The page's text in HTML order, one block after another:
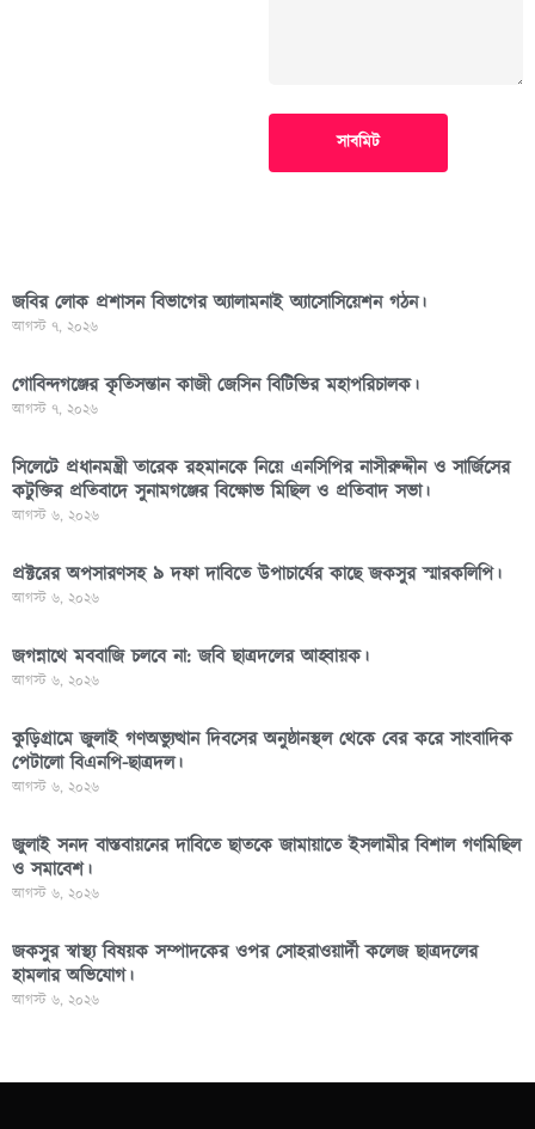
সাবমিট
জবির লোক প্রশাসন বিভাগের অ্যালামনাই অ্যাসোসিয়েশন গঠন।
আগস্ট ৭, ২০২৬
গোবিন্দগঞ্জের কৃতিসন্তান কাজী জেসিন বিটিভির মহাপরিচালক।
আগস্ট ৭, ২০২৬
সিলেটে প্রধানমন্ত্রী তারেক রহমানকে নিয়ে এনসিপির নাসীরুদ্দীন ও সার্জিসের
কটুক্তির প্রতিবাদে সুনামগঞ্জের বিক্ষোভ মিছিল ও প্রতিবাদ সভা।
আগস্ট ৬, ২০২৬
প্রক্টরের অপসারণসহ ৯ দফা দাবিতে উপাচার্যের কাছে জকসুর স্মারকলিপি।
আগস্ট ৬, ২০২৬
জগন্নাথে মববাজি চলবে না: জবি ছাত্রদলের আহ্বায়ক।
আগস্ট ৬, ২০২৬
কুড়িগ্রামে জুলাই গণঅভ্যুত্থান দিবসের অনুষ্ঠানস্থল থেকে বের করে সাংবাদিক
পেটালো বিএনপি-ছাত্রদল।
আগস্ট ৬, ২০২৬
জুলাই সনদ বাস্তবায়নের দাবিতে ছাতকে জামায়াতে ইসলামীর বিশাল গণমিছিল
ও সমাবেশ।
আগস্ট ৬, ২০২৬
জকসুর স্বাস্থ্য বিষয়ক সম্পাদকের ওপর সোহরাওয়ার্দী কলেজ ছাত্রদলের
হামলার অভিযোগ।
আগস্ট ৬, ২০২৬